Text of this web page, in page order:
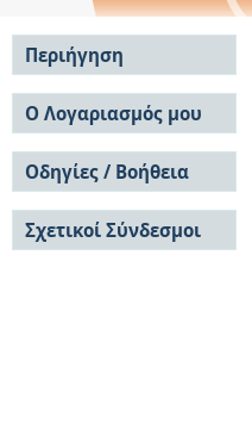
Περιήγηση
Σε όλο το DSpace
Κοινότητες & Συλλογές
Ανά Ημερομηνία
Έκδοσης
Συγγραφείς
Τίτλοι
Θέματα
Ο Λογαριασμός μου
Σύνδεση
Εγγραφή
Οδηγίες / Βοήθεια
Οδηγίες Υποβολής
Οδηγίες Χρήσης ΙΑ
Συχνές Ερωτήσεις
Σχετικοί Σύνδεσμοι